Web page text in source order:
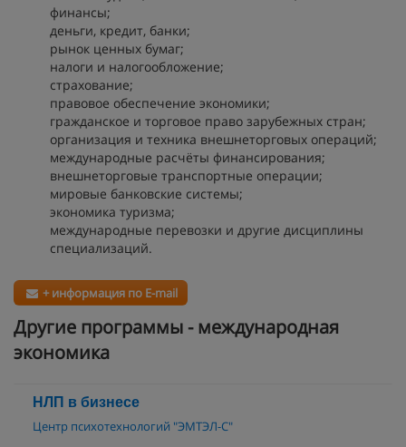
финансы;
деньги, кредит, банки;
рынок ценных бумаг;
налоги и налогообложение;
страхование;
правовое обеспечение экономики;
гражданское и торговое право зарубежных стран;
организация и техника внешнеторговых операций;
международные расчёты финансирования;
внешнеторговые транспортные операции;
мировые банковские системы;
экономика туризма;
международные перевозки и другие дисциплины
специализаций.
+ информация по E-mail
Другие программы - международная
экономика
НЛП в бизнесе
Центр психотехнологий "ЭМТЭЛ-С"